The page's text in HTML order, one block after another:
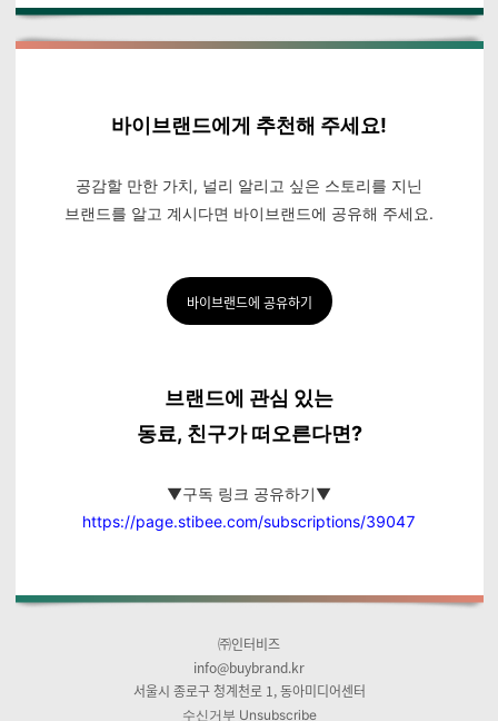
바이브랜드에게 추천해 주세요!
공감할 만한 가치, 널리 알리고 싶은 스토리를 지닌
브랜드를 알고 계시다면 바이브랜드에 공유해 주세요.
바이브랜드에 공유하기
브랜드에 관심 있는
동료, 친구가 떠오른다면?
▼구독 링크 공유하기▼
https://page.stibee.com/subscriptions/39047
㈜인터비즈
info@buybrand.kr
서울시 종로구 청계천로 1, 동아미디어센터
수신거부 Unsubscribe